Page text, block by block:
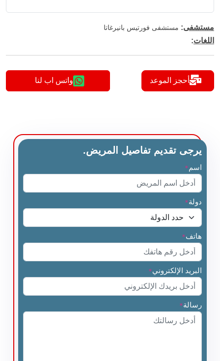
مستشفى: مستشفى فورتيس بانيرغاتا
اللغات:
أحجز الموعد واتس اب لنا
يرجى تقديم تفاصيل المريض.
اسم *
دولة*
هاتف*
البريد الإلكتروني*
رسالة*